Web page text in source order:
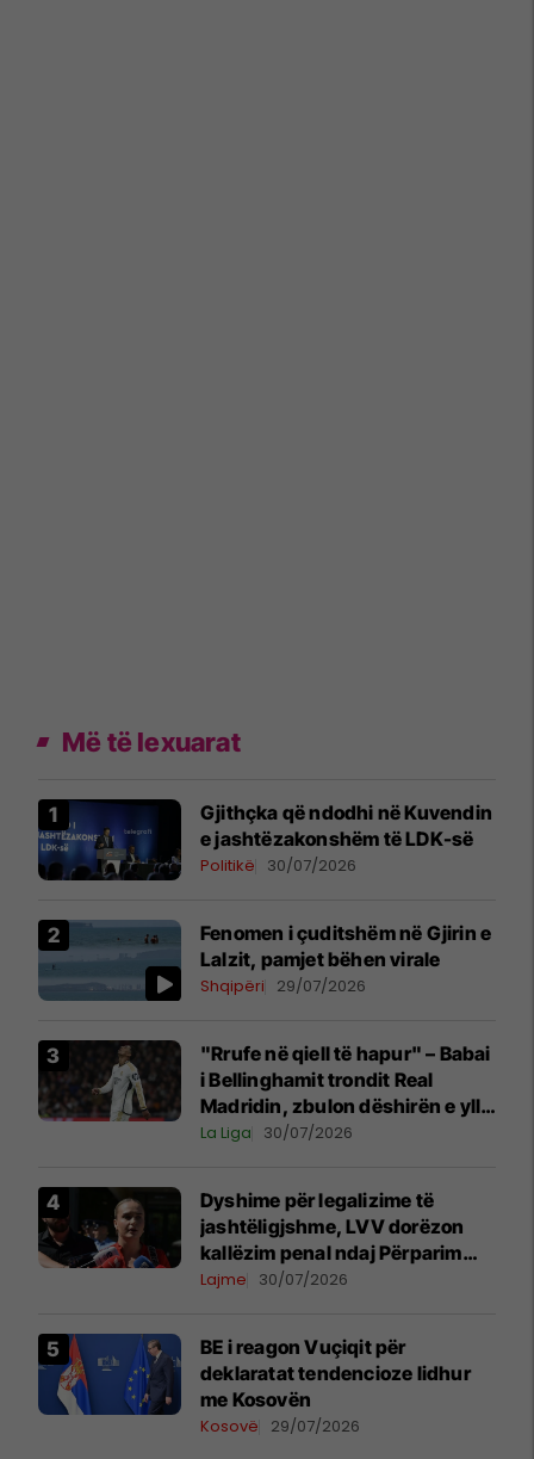
Më të lexuarat
Gjithçka që ndodhi në Kuvendin
e jashtëzakonshëm të LDK-së
Politikë 30/07/2026
Fenomen i çuditshëm në Gjirin e
Lalzit, pamjet bëhen virale
Shqipëri 29/07/2026
"Rrufe në qiell të hapur" – Babai
i Bellinghamit trondit Real
Madridin, zbulon dëshirën e yllit
anglez për largim
La Liga 30/07/2026
Dyshime për legalizime të
jashtëligjshme, LVV dorëzon
kallëzim penal ndaj Përparim
Ramës dhe zyrtarëve të
Lajme 30/07/2026
BE i reagon Vuçiqit për
deklaratat tendencioze lidhur
me Kosovën
Kosovë 29/07/2026